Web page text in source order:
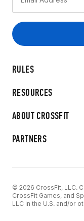
RULES
RESOURCES
ABOUT CROSSFIT
PARTNERS
© 2026 CrossFit, LLC.
CrossFit Games, and
LLC in the U.S. and/or